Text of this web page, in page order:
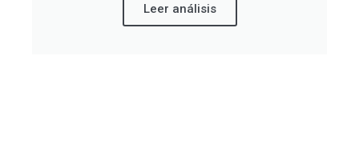
Leer análisis